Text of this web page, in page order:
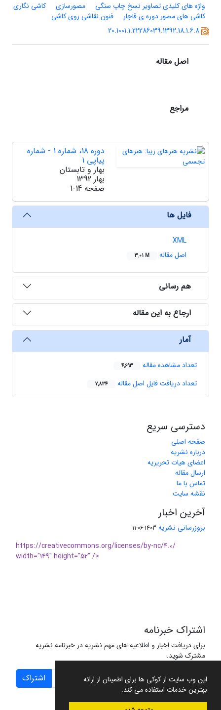
این وب سایت از کوکی ها برای اطمینان از ارائه
بهترین خدمات استفاده می کند.
واژه های کلیدی تصاویر نسخ چاپ سنگی
مصورسازی
کاشی نگاری
کاشی های مصور دوره ی قاجار
فنون نقاشی روی کاشی
20.1001.1.22286039.1392.18.1.6.8
اصل مقاله
مراجع
دوره 18، شماره 1 - شماره
پیاپی 1
بهار و تابستان
بهار 1392
صفحه 1-14
فایل ها
XML
اصل مقاله
3.01 M
هم رسانی
ارجاع به این مقاله
آمار
تعداد مشاهده مقاله 4,693
تعداد دریافت فایل اصل مقاله 7,834
دسترسی سریع
صفحه اصلی
درباره نشریه
اعضای هیات تحریریه
ارسال مقاله
تماس با ما
نقشه سایت
آخرین اخبار
بروزرسانی نشریه 1403-06-11
https://creativecommons.org/licenses/by-nc/4.0/
width="149" height="52" />
اشتراک خبرنامه
برای دریافت اخبار و اطلاعیه های مهم نشریه در خبرنامه نشریه
مشترک شوید.
اشتراک